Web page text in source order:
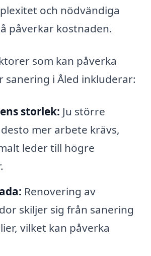
och nödvändiga
påverkar kostnaden.
som kan påverka
sanering i Åled inkluderar:
storlek: Ju större
mer arbete krävs,
leder till högre
Renovering av
skiljer sig från sanering
vilket kan påverka